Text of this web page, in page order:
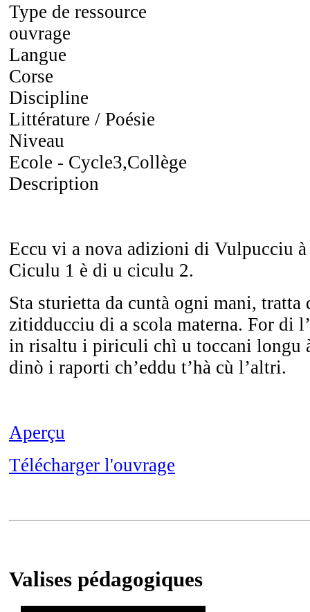
Type de ressource
ouvrage
Langue
Corse
Discipline
Littérature / Poésie
Niveau
Ecole - Cycle3,Collège
Description
Eccu vi a nova adizioni di Vulpucciu
Ciculu 1 è di u ciculu 2.
Sta sturietta da cuntà ogni mani, tratta
zitidducciu di a scola materna. For di
in risaltu i piriculi chì u toccani longu
dinò i raporti ch’eddu t’hà cù l’altri.
Aperçu
Télécharger l'ouvrage
Valises pédagogiques